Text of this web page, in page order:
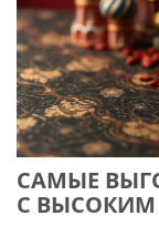
САМЫЕ
С ВЫСОКИМ